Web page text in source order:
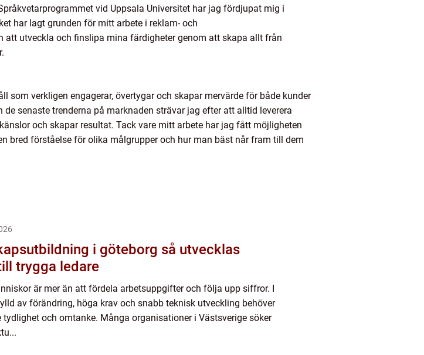
vid Uppsala Universitet har jag fördjupat mig i
har lagt grunden för mitt arbete i reklam- och
utveckla och finslipa mina färdigheter genom att skapa allt från
verkligen engagerar, övertygar och skapar mervärde för både kunder
senaste trenderna på marknaden strävar jag efter att alltid leverera
och skapar resultat. Tack vare mitt arbete har jag fått möjligheten
bred förståelse för olika målgrupper och hur man bäst når fram till dem
i göteborg så utvecklas
trygga ledare
är mer än att fördela arbetsuppgifter och följa upp siffror. I
av förändring, höga krav och snabb teknisk utveckling behöver
tydlighet och omtanke. Många organisationer i Västsverige söker